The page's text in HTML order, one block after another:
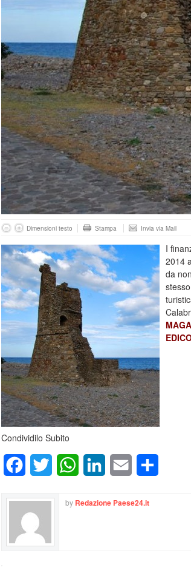
Dimensioni testo Stampa Invia via Mail
I
2014
da
Condividilo Subito
FacebookTwitter WhatsAppLinkedInEmail
by Redazione Paese24.it